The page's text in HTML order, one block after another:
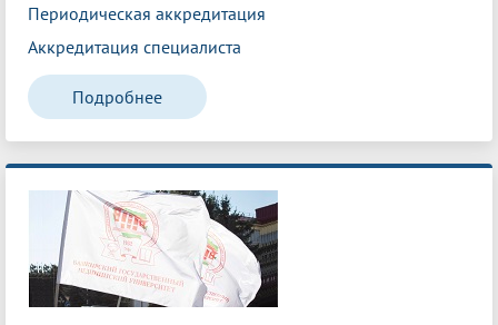
Периодическая аккредитация
Аккредитация специалиста
Подробнее